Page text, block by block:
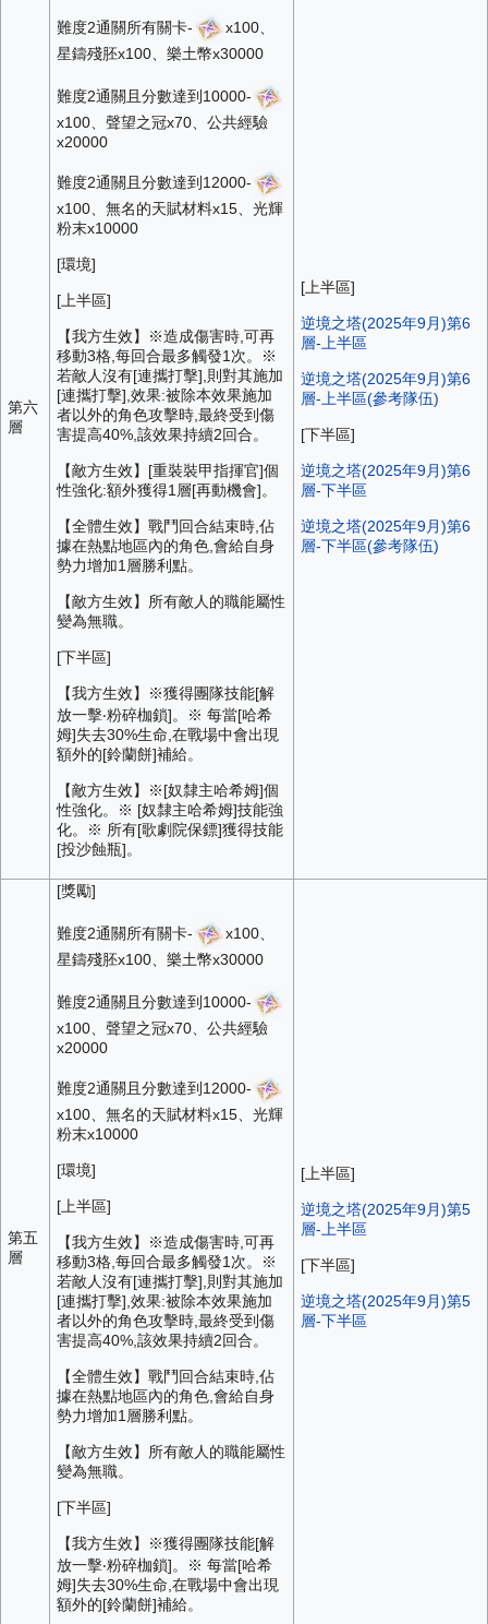
第六
層
難度2通關所有關卡-
x100、
星鑄殘胚x100、樂土幣x30000
難度2通關且分數達到10000-
x100、聲望之冠x70、公共經驗
x20000
難度2通關且分數達到12000-
x100、無名的天賦材料x15、光輝
粉末x10000
[環境]
[上半區]
【我方生效】※造成傷害時,可再
移動3格,每回合最多觸發1次。※
若敵人沒有[連攜打擊],則對其施加
[連攜打擊],效果:被除本效果施加
者以外的角色攻擊時,最終受到傷
害提高40%,該效果持續2回合。
【敵方生效】[重裝裝甲指揮官]個
性強化:額外獲得1層[再動機會]。
【全體生效】戰鬥回合結束時,佔
據在熱點地區內的角色,會給自身
勢力增加1層勝利點。
【敵方生效】所有敵人的職能屬性
變為無職。
[下半區]
【我方生效】※獲得團隊技能[解
放一擊‧粉碎枷鎖]。※ 每當[哈希
姆]失去30%生命,在戰場中會出現
額外的[鈴蘭餅]補給。
【敵方生效】※[奴隸主哈希姆]個
性強化。※ [奴隸主哈希姆]技能強
化。※ 所有[歌劇院保鏢]獲得技能
[投沙蝕瓶]。
[上半區]
逆境之塔(2025年9月)第6
層-上半區
逆境之塔(2025年9月)第6
層-上半區(參考隊伍)
[下半區]
逆境之塔(2025年9月)第6
層-下半區
逆境之塔(2025年9月)第6
層-下半區(參考隊伍)
第五
層
[獎勵]
難度2通關所有關卡-
x100、
星鑄殘胚x100、樂土幣x30000
難度2通關且分數達到10000-
x100、聲望之冠x70、公共經驗
x20000
難度2通關且分數達到12000-
x100、無名的天賦材料x15、光輝
粉末x10000
[環境]
[上半區]
【我方生效】※造成傷害時,可再
移動3格,每回合最多觸發1次。※
若敵人沒有[連攜打擊],則對其施加
[連攜打擊],效果:被除本效果施加
者以外的角色攻擊時,最終受到傷
害提高40%,該效果持續2回合。
【全體生效】戰鬥回合結束時,佔
據在熱點地區內的角色,會給自身
勢力增加1層勝利點。
【敵方生效】所有敵人的職能屬性
變為無職。
[下半區]
【我方生效】※獲得團隊技能[解
放一擊‧粉碎枷鎖]。※ 每當[哈希
姆]失去30%生命,在戰場中會出現
額外的[鈴蘭餅]補給。
[上半區]
逆境之塔(2025年9月)第5
層-上半區
[下半區]
逆境之塔(2025年9月)第5
層-下半區